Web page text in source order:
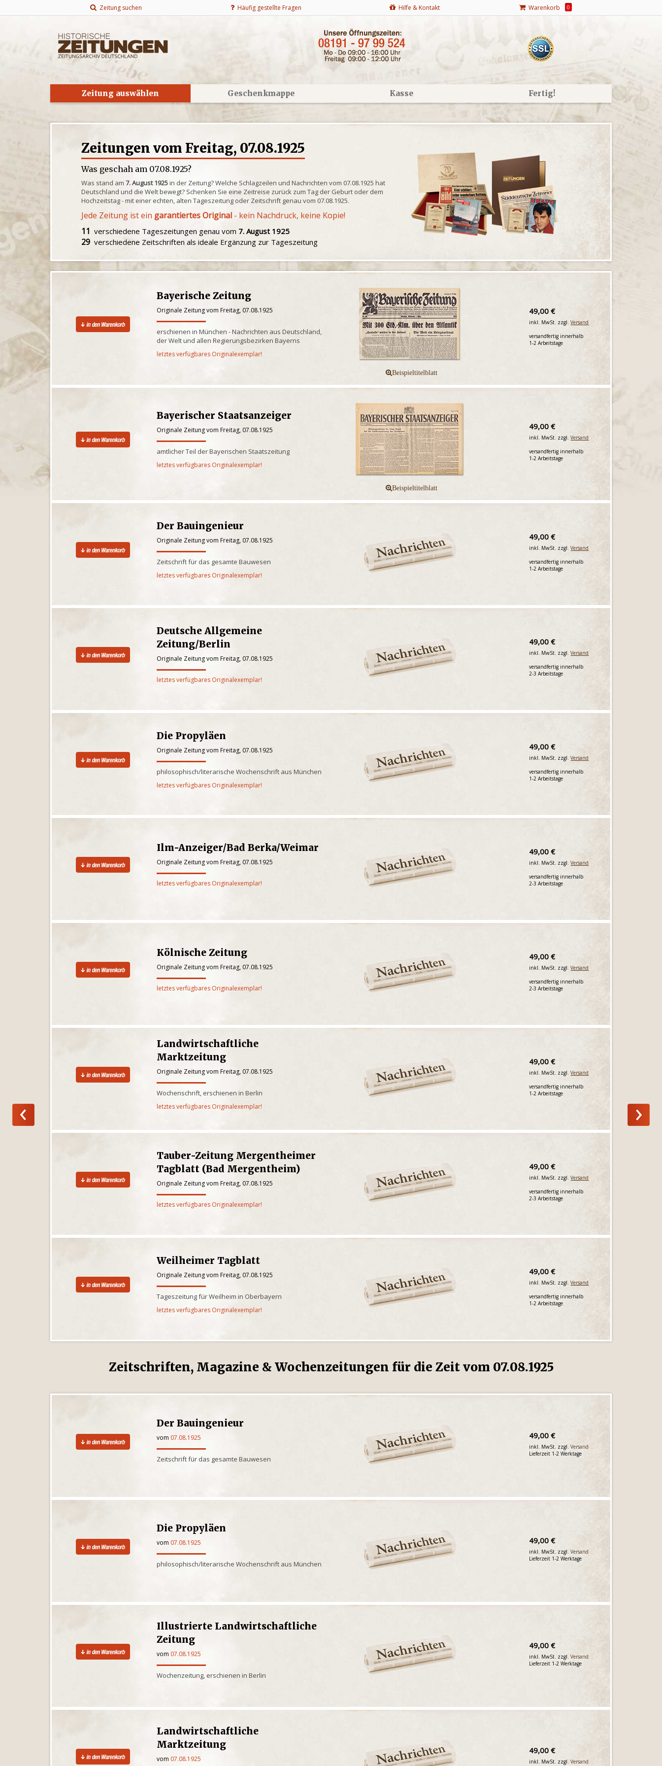
Zeitung suchen Häufig gestellte Fragen Hilfe & Kontakt Warenkorb 0
Zeitung auswählen Geschenkmappe Kasse Fertig!
Zeitungen vom Freitag, 07.08.1925
Was geschah am 07.08.1925?
Was stand am7. August 1925in der Zeitung? Welche Schlagzeilen und Nachrichten vom 07.08.1925 hat
Deutschland und die Welt bewegt? Schenken Sie eine Zeitreise zurück zum Tag der Geburt oder dem
Hochzeitstag - mit einer echten, alten Tageszeitung oder Zeitschrift genau vom 07.08.1925.
Jede Zeitung ist ein garantiertes Original - kein Nachdruck, keine Kopie!
11 verschiedene Tageszeitungen genau vom 7. August 1925
29 verschiedene Zeitschriften als ideale Ergänzung zur Tageszeitung
Bayerische Zeitung
Originale Zeitung vom Freitag, 07.08.1925
erschienen in München - Nachrichten aus Deutschland,
der Welt und allen Regierungsbezirken Bayerns
letztes verfügbares Originalexemplar!
49,00 €
inkl. MwSt. zzgl.Versand
versandfertig innerhalb
1-2 Arbeitstage
Bayerischer Staatsanzeiger
Originale Zeitung vom Freitag, 07.08.1925
amtlicher Teil der Bayerischen Staatszeitung
letztes verfügbares Originalexemplar!
49,00 €
inkl. MwSt. zzgl.Versand
versandfertig innerhalb
1-2 Arbeitstage
Der Bauingenieur
Originale Zeitung vom Freitag, 07.08.1925
Zeitschrift für das gesamte Bauwesen
letztes verfügbares Originalexemplar!
49,00 €
inkl. MwSt. zzgl.Versand
versandfertig innerhalb
1-2 Arbeitstage
Deutsche Allgemeine
Zeitung/Berlin
Originale Zeitung vom Freitag, 07.08.1925
letztes verfügbares Originalexemplar!
49,00 €
inkl. MwSt. zzgl.Versand
versandfertig innerhalb
2-3 Arbeitstage
Die Propyläen
Originale Zeitung vom Freitag, 07.08.1925
philosophisch/literarische Wochenschrift aus München
letztes verfügbares Originalexemplar!
49,00 €
inkl. MwSt. zzgl.Versand
versandfertig innerhalb
1-2 Arbeitstage
Ilm-Anzeiger/Bad Berka/Weimar
Originale Zeitung vom Freitag, 07.08.1925
letztes verfügbares Originalexemplar!
49,00 €
inkl. MwSt. zzgl.Versand
versandfertig innerhalb
2-3 Arbeitstage
Kölnische Zeitung
Originale Zeitung vom Freitag, 07.08.1925
letztes verfügbares Originalexemplar!
49,00 €
inkl. MwSt. zzgl.Versand
versandfertig innerhalb
2-3 Arbeitstage
Landwirtschaftliche
Marktzeitung
Originale Zeitung vom Freitag, 07.08.1925
Wochenschrift, erschienen in Berlin
letztes verfügbares Originalexemplar!
49,00 €
inkl. MwSt. zzgl.Versand
versandfertig innerhalb
1-2 Arbeitstage
Tauber-Zeitung Mergentheimer
Tagblatt (Bad Mergentheim)
Originale Zeitung vom Freitag, 07.08.1925
letztes verfügbares Originalexemplar!
49,00 €
inkl. MwSt. zzgl.Versand
versandfertig innerhalb
2-3 Arbeitstage
Weilheimer Tagblatt
Originale Zeitung vom Freitag, 07.08.1925
Tageszeitung für Weilheim in Oberbayern
letztes verfügbares Originalexemplar!
49,00 €
inkl. MwSt. zzgl.Versand
versandfertig innerhalb
1-2 Arbeitstage
Zeitschriften, Magazine & Wochenzeitungen für die Zeit vom 07.08.1925
Der Bauingenieur
vom 07.08.1925
Zeitschrift für das gesamte Bauwesen
49,00 €
inkl. MwSt. zzgl.Versand
Lieferzeit 1-2 Werktage
Die Propyläen
vom 07.08.1925
philosophisch/literarische Wochenschrift aus München
49,00 €
inkl. MwSt. zzgl.Versand
Lieferzeit 1-2 Werktage
Illustrierte Landwirtschaftliche
Zeitung
vom 07.08.1925
Wochenzeitung, erschienen in Berlin
49,00 €
inkl. MwSt. zzgl.Versand
Lieferzeit 1-2 Werktage
Landwirtschaftliche
Marktzeitung
vom 07.08.1925
49,00 €
inkl. MwSt. zzgl.Versand